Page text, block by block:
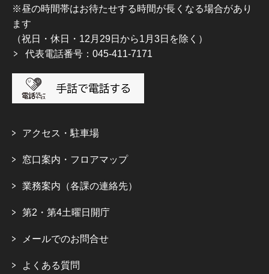
※昼の時間帯はお待たせする時間が長くなる場合があり
ます
（祝日・休日・12月29日から1月3日を除く）
代表電話番号：045-411-7171
アクセス・駐車場
窓口案内・フロアマップ
業務案内（各課の連絡先）
第2・第4土曜日開庁
メールでのお問合せ
よくある質問